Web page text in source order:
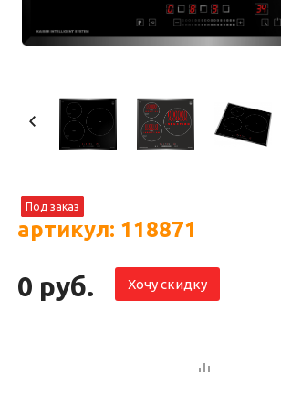
Под заказ
артикул: 118871
0 руб. Хочу скидку